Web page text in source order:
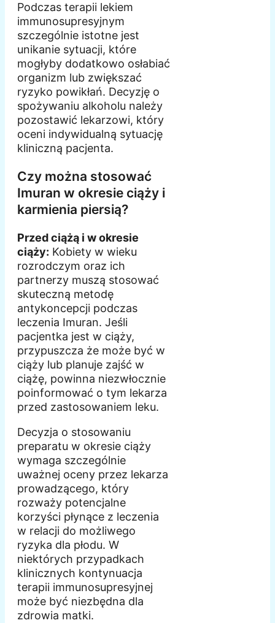
Podczas terapii lekiem
immunosupresyjnym
szczególnie istotne jest
unikanie sytuacji, które
mogłyby dodatkowo osłabiać
organizm lub zwiększać
ryzyko powikłań. Decyzję o
spożywaniu alkoholu należy
pozostawić lekarzowi, który
oceni indywidualną sytuację
kliniczną pacjenta.
Czy można stosować
Imuran w okresie ciąży i
karmienia piersią?
Przed ciążą i w okresie
ciąży: Kobiety w wieku
rozrodczym oraz ich
partnerzy muszą stosować
skuteczną metodę
antykoncepcji podczas
leczenia Imuran. Jeśli
pacjentka jest w ciąży,
przypuszcza że może być w
ciąży lub planuje zajść w
ciążę, powinna niezwłocznie
poinformować o tym lekarza
przed zastosowaniem leku.
Decyzja o stosowaniu
preparatu w okresie ciąży
wymaga szczególnie
uważnej oceny przez lekarza
prowadzącego, który
rozważy potencjalne
korzyści płynące z leczenia
w relacji do możliwego
ryzyka dla płodu. W
niektórych przypadkach
klinicznych kontynuacja
terapii immunosupresyjnej
może być niezbędna dla
zdrowia matki.